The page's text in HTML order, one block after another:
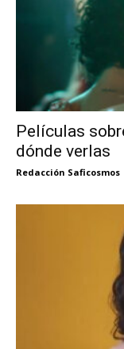
Películas
dónde verlas
Redacción Saficosmos